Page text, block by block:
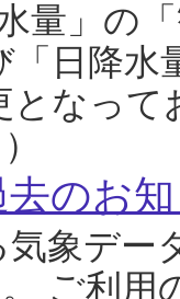
量」の
「日降
となっ
のお
象デー
ご利用